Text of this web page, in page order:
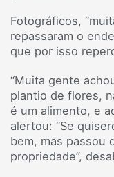
Fotográficos,
repassaram o
que por isso
“Muita gente
plantio de flores,
é um alimento, e
alertou: “Se
bem, mas passou
propriedade”,